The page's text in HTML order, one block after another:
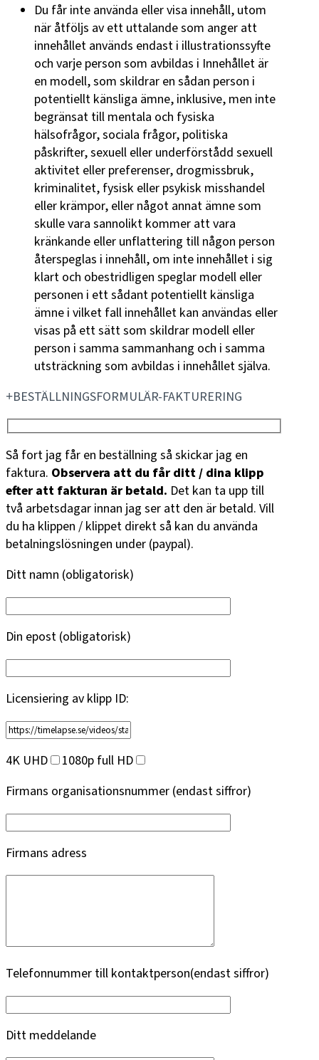
Du får inte använda eller visa innehåll, utom
när åtföljs av ett uttalande som anger att
innehållet används endast i illustrationssyfte
och varje person som avbildas i Innehållet är
en modell, som skildrar en sådan person i
potentiellt känsliga ämne, inklusive, men inte
begränsat till mentala och fysiska
hälsofrågor, sociala frågor, politiska
påskrifter, sexuell eller underförstådd sexuell
aktivitet eller preferenser, drogmissbruk,
kriminalitet, fysisk eller psykisk misshandel
eller krämpor, eller något annat ämne som
skulle vara sannolikt kommer att vara
kränkande eller unflattering till någon person
återspeglas i innehåll, om inte innehållet i sig
klart och obestridligen speglar modell eller
personen i ett sådant potentiellt känsliga
ämne i vilket fall innehållet kan användas eller
visas på ett sätt som skildrar modell eller
person i samma sammanhang och i samma
utsträckning som avbildas i innehållet själva.
BESTÄLLNINGSFORMULÄR-FAKTURERING
Så fort jag får en beställning så skickar jag en
faktura. Observera att du får ditt / dina klipp
efter att fakturan är betald. Det kan ta upp till
två arbetsdagar innan jag ser att den är betald. Vill
du ha klippen / klippet direkt så kan du använda
betalningslösningen under (paypal).
Ditt namn (obligatorisk)
Din epost (obligatorisk)
Licensiering av klipp ID:
4K UHD
1080p full HD
Firmans organisationsnummer (endast siffror)
Firmans adress
Telefonnummer till kontaktperson(endast siffror)
Ditt meddelande